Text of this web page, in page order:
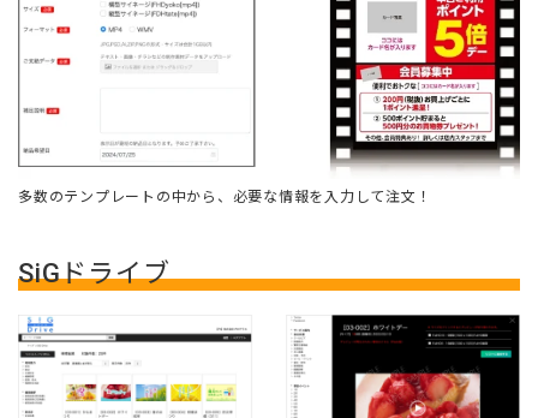
多数のテンプレートの中から、必要な情報を入力して注文！
SiGドライブ